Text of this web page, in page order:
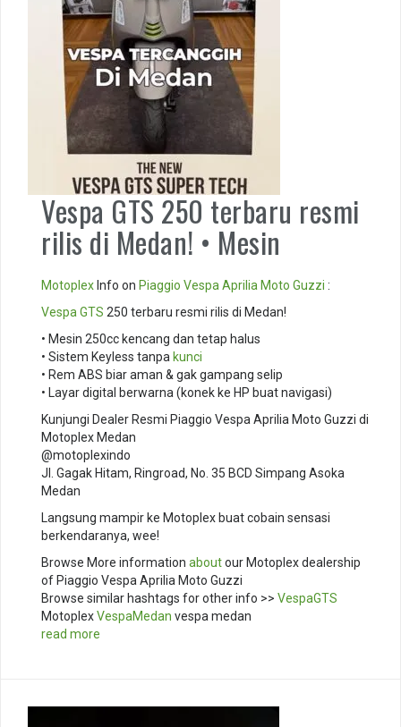
Vespa GTS 250 terbaru resmi
rilis di Medan! • Mesin
MotoplexInfo on Piaggio Vespa Aprilia Moto Guzzi :
Vespa GTS 250 terbaru resmi rilis di Medan!
• Mesin 250cc kencang dan tetap halus
• Sistem Keyless tanpa kunci
• Rem ABS biar aman & gak gampang selip
• Layar digital berwarna (konek ke HP buat navigasi)
Kunjungi Dealer Resmi Piaggio Vespa Aprilia Moto Guzzi di
Motoplex Medan
@motoplexindo
Jl. Gagak Hitam, Ringroad, No. 35 BCD Simpang Asoka
Medan
Langsung mampir ke Motoplex buat cobain sensasi
berkendaranya, wee!
Browse More information aboutour Motoplex dealership
of Piaggio Vespa Aprilia Moto Guzzi
Browse similar hashtags for other info >> VespaGTS
MotoplexVespaMedan vespa medan
read more